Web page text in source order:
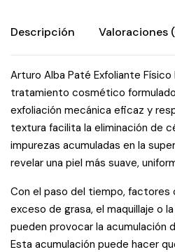
Descripción Valoraciones
Arturo Alba Paté Exfoliante Físico
tratamiento cosmético
exfoliación mecánica eficaz y
textura facilita la eliminación de
impurezas acumuladas en la
revelar una piel más suave,
Con el paso del tiempo, factores
exceso de grasa, el maquillaje o
pueden provocar la acumulación
Esta acumulación puede hacer